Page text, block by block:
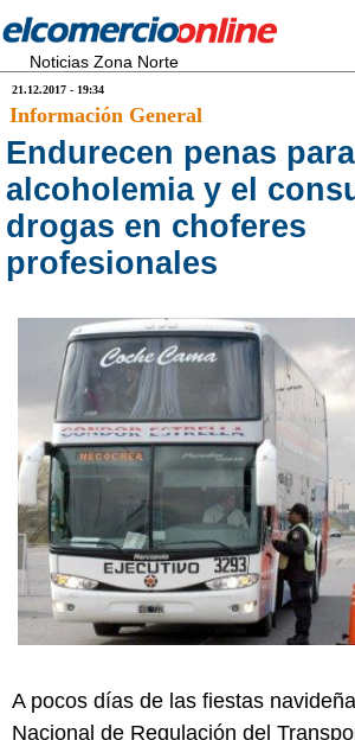
Noticias Zona Norte
21.12.2017 - 19:34
Información General
Endurecen penas
alcoholemia y el
drogas en choferes
profesionales
A pocos días de las fiestas
Nacional de Regulación del